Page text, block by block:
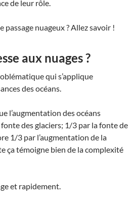
de leur rôle.
passage nuageux ? Allez savoir !
aux nuages ?
qui s’applique
des océans.
l’augmentation des océans
des glaciers; 1/3 par la fonte de
1/3 par l’augmentation de la
ça témoigne bien de la complexité
et rapidement.